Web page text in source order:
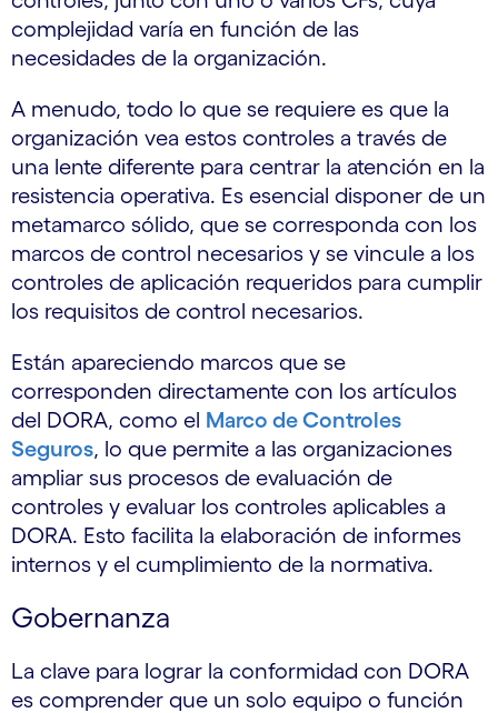
complejidad varía en función de las
necesidades de la organización.
A menudo, todo lo que se requiere es que la
organización vea estos controles a través de
una lente diferente para centrar la atención en la
resistencia operativa. Es esencial disponer de un
metamarco sólido, que se corresponda con los
marcos de control necesarios y se vincule a los
controles de aplicación requeridos para cumplir
los requisitos de control necesarios.
Están apareciendo marcos que se
corresponden directamente con los artículos
del DORA, como el Marco de Controles
Seguros, lo que permite a las organizaciones
ampliar sus procesos de evaluación de
controles y evaluar los controles aplicables a
DORA. Esto facilita la elaboración de informes
internos y el cumplimiento de la normativa.
Gobernanza
La clave para lograr la conformidad con DORA
es comprender que un solo equipo o función